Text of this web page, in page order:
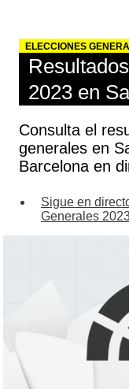
ELECCIONES
2023 en
Consulta el
generales en
Barcelona en
Sigue en
Generales